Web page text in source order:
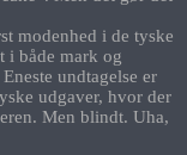
modenhed i de tyske
i både mark og
undtagelse er
udgaver, hvor der
Men blindt. Uha,